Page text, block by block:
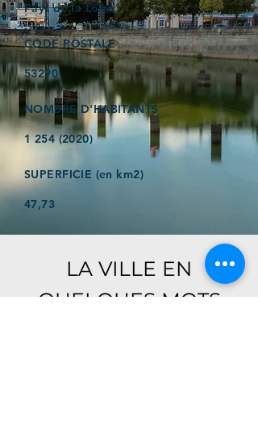
Pays de la Loire
CODE POSTALE
53290
NOMBRE D'HABITANTS
1 254 (2020)
SUPERFICIE (en km2)
47,73
LA VILLE EN
QUELQUES MOTS